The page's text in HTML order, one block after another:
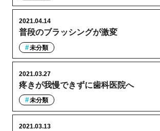
普段のブラッシングが激変
2021.04.14
未分類
疼きが我慢できずに歯科医院へ
2021.03.27
未分類
2021.03.13